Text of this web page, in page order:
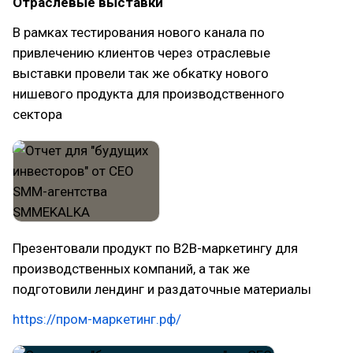
В рамках тестирования нового канала по
привлечению клиентов через отраслевые
выставки провели так же обкатку нового
нишевого продукта для производственного
сектора
Презентовали продукт по B2B-маркетингу для
производственных компаний, а так же
подготовили лендинг и раздаточные материалы
https://пром-маркетинг.рф/